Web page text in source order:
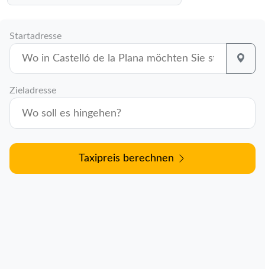
Startadresse
Zieladresse
Taxipreis berechnen